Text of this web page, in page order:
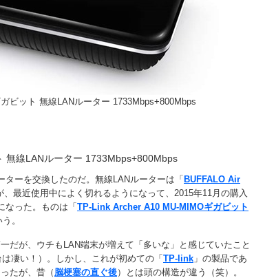
ビット 無線LANルーター 1733Mbps+800Mbps
無線LANルーター 1733Mbps+800Mbps
ーを交換したのだ。無線LANルーターは「 BUFFALO Air
、最近使用中によく切れるようになって、2015年11月の購入
なった。ものは「 TP-Link Archer A10 MU-MIMOギガビット
。
だが、ウチもLAN端末が増えて「多いな」と感じていたこと
凄い！）。しかし、これが初めての「 TP-link 」の製品であ
たが、昔（ 脳梗塞の直ぐ後）とは頭の構造が違う（笑）。